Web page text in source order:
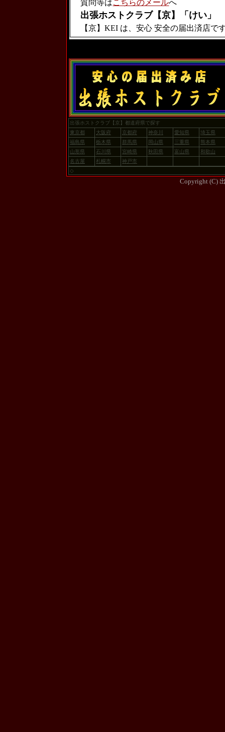
質問等はこちらのメールへ
出張ホストクラブ【京】「けい」
【京】KEI は、安心 安全の届出済店で
出張ホストクラブ【京】都道府県で探す
東京都
大阪府 京都府 神奈川 愛知県
埼玉県
福島県
栃木県 群馬県 岡山県 三重県
熊本県
山形県
石川県 宮崎県 秋田県 富山県
和歌山
名古屋
札幌市
神戸市
◇
Copyright (C)